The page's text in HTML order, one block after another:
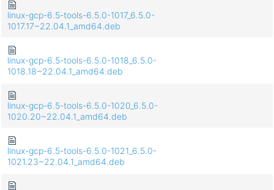
linux-gcp-6.5-tools-6.5.0-1017_6.5.0-
1017.17~22.04.1_amd64.deb
linux-gcp-6.5-tools-6.5.0-1018_6.5.0-
1018.18~22.04.1_amd64.deb
linux-gcp-6.5-tools-6.5.0-1020_6.5.0-
1020.20~22.04.1_amd64.deb
linux-gcp-6.5-tools-6.5.0-1021_6.5.0-
1021.23~22.04.1_amd64.deb